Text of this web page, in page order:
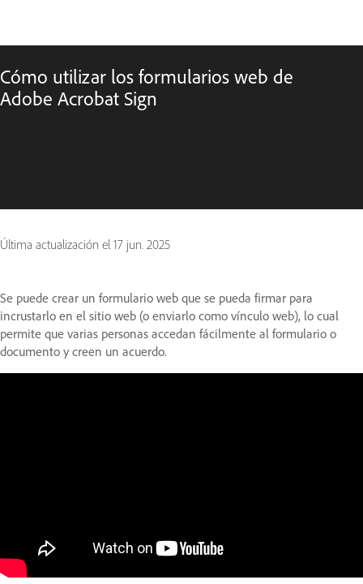
Cómo utilizar los formularios web de
Adobe Acrobat Sign
Última actualización el 17 jun. 2025
Se puede crear un formulario web que se pueda firmar para
incrustarlo en el sitio web (o enviarlo como vínculo web), lo cual
permite que varias personas accedan fácilmente al formulario o
documento y creen un acuerdo.